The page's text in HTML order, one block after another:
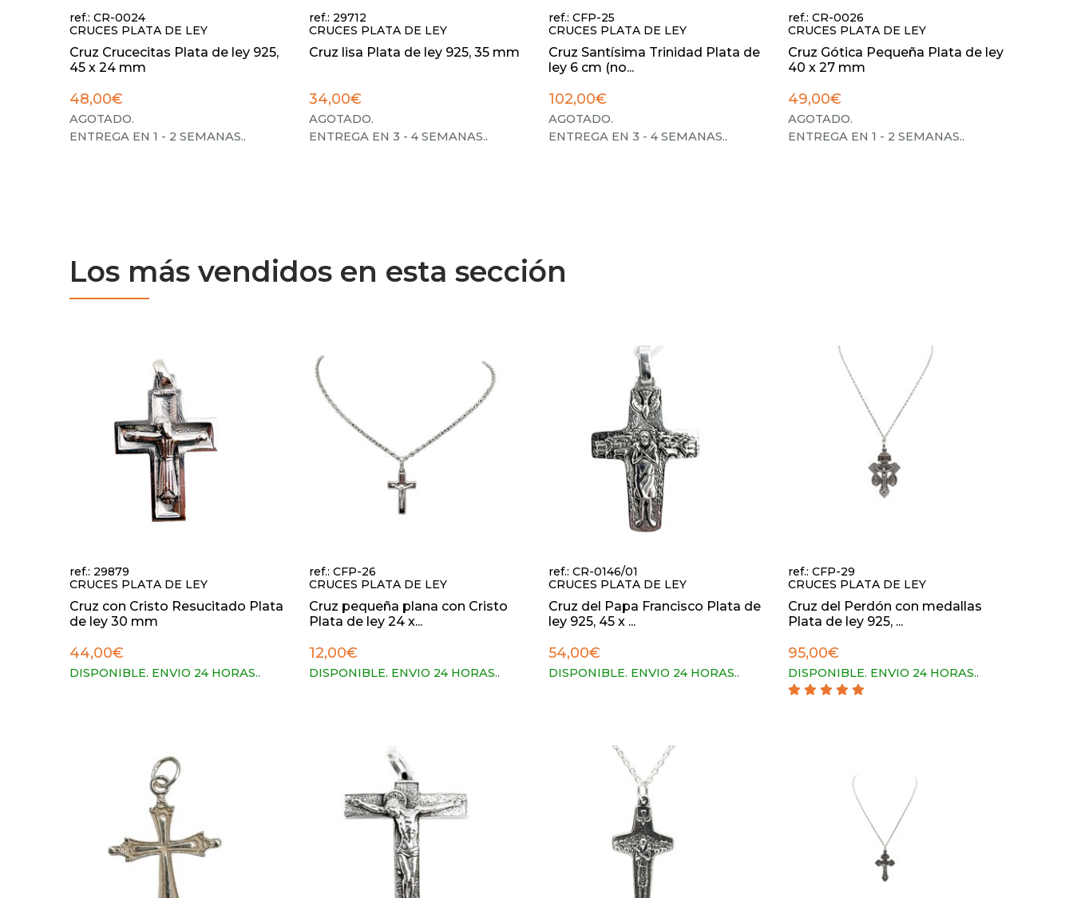
ref.: CR-0024
CRUCES PLATA DE LEY
Cruz Crucecitas Plata de ley 925,
45 x 24 mm
48,00€
AGOTADO.
ENTREGA EN 1 - 2 SEMANAS..
ref.: 29712
CRUCES PLATA DE LEY
Cruz lisa Plata de ley 925, 35 mm
34,00€
AGOTADO.
ENTREGA EN 3 - 4 SEMANAS..
ref.: CFP-25
CRUCES PLATA DE LEY
Cruz Santísima Trinidad Plata de
ley 6 cm (no...
102,00€
AGOTADO.
ENTREGA EN 3 - 4 SEMANAS..
ref.: CR-0026
CRUCES PLATA DE LEY
Cruz Gótica Pequeña Plata de ley
40 x 27 mm
49,00€
AGOTADO.
ENTREGA EN 1 - 2 SEMANAS..
Los más vendidos en esta sección
ref.: 29879
CRUCES PLATA DE LEY
Cruz con Cristo Resucitado Plata
de ley 30 mm
44,00€
DISPONIBLE. ENVIO 24 HORAS..
ref.: CFP-26
CRUCES PLATA DE LEY
Cruz pequeña plana con Cristo
Plata de ley 24 x...
12,00€
DISPONIBLE. ENVIO 24 HORAS..
ref.: CR-0146/01
CRUCES PLATA DE LEY
Cruz del Papa Francisco Plata de
ley 925, 45 x ...
54,00€
DISPONIBLE. ENVIO 24 HORAS..
ref.: CFP-29
CRUCES PLATA DE LEY
Cruz del Perdón con medallas
Plata de ley 925, ...
95,00€
DISPONIBLE. ENVIO 24 HORAS..